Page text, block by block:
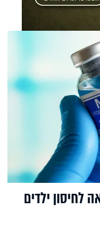
ילדים